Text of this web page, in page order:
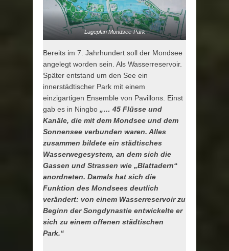
Lageplan Mondsee-Park
Bereits im 7. Jahrhundert soll der Mondsee
angelegt worden sein. Als Wasserreservoir.
Später entstand um den See ein
innerstädtischer Park mit einem
einzigartigen Ensemble von Pavillons. Einst
gab es in Ningbo „… 45 Flüsse und
Kanäle, die mit dem Mondsee und dem
Sonnensee verbunden waren. Alles
zusammen bildete ein städtisches
Wasserwegesystem, an dem sich die
Gassen und Strassen wie „Blattadern“
anordneten. Damals hat sich die
Funktion des Mondsees deutlich
verändert: von einem Wasserreservoir zu
Beginn der Songdynastie entwickelte er
sich zu einem offenen städtischen
Park.“